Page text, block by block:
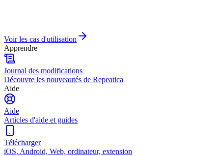
Voir les cas d'utilisation
Apprendre
Journal des modifications
Découvre les nouveautés de Repeatica
Aide
Aide
Articles d'aide et guides
Télécharger
iOS, Android, Web, ordinateur, extension